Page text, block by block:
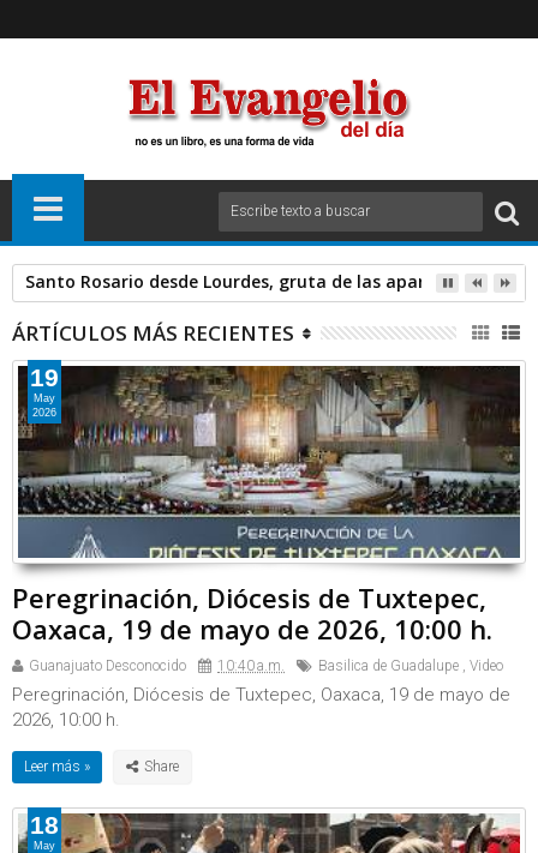
Santo Rosario desde Lourdes, gruta de las apariciones.
ÁRTÍCULOS MÁS RECIENTES
Peregrinación, Diócesis de Tuxtepec,
Oaxaca, 19 de mayo de 2026, 10:00 h.
Guanajuato Desconocido 10:40 a.m. Basilica de Guadalupe , Video
Peregrinación, Diócesis de Tuxtepec, Oaxaca, 19 de mayo de
2026, 10:00 h.
Leer más »
19
May
2026
18
May